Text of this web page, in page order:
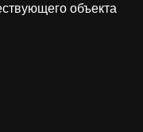
объекта